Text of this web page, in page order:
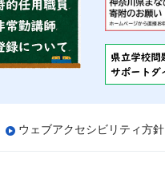
ウェブアクセシビリティ方針